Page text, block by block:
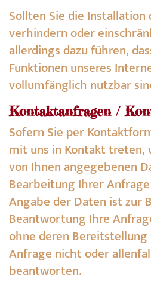
Sollten Sie die Installation
verhindern oder
allerdings dazu führen,
Funktionen unseres
vollumfänglich nutzbar
Kontaktanfragen /
Sofern Sie per
mit uns in Kontakt treten,
von Ihnen angegebenen
Bearbeitung Ihrer
Angabe der Daten ist zur
Beantwortung Ihre
ohne deren
Anfrage nicht oder
beantworten.